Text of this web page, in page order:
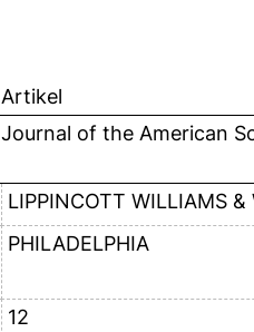
Artikel
Journal of the American
LIPPINCOTT WILLIAMS &
PHILADELPHIA
12